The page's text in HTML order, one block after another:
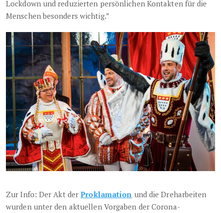
Lockdown und reduzierten persönlichen Kontakten für die
Menschen besonders wichtig.”
Zur Info: Der Akt derProklamation und die Dreharbeiten
wurden unter den aktuellen Vorgaben der Corona-